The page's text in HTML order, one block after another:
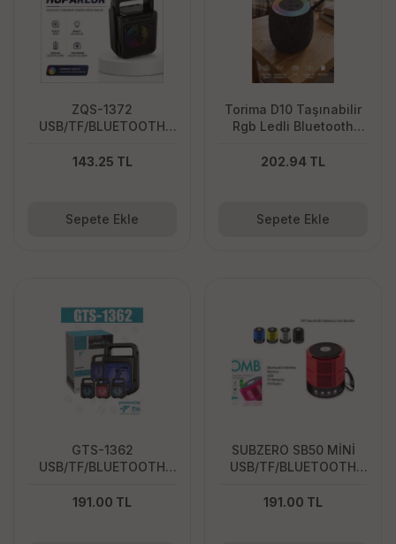
Fiyat Aralığı
20060
ZQS-1372
USB/TF/BLUETOOTH
143.25 TL
Sepete Ekle
Torima D10 Taşınabilir
Rgb Ledli Bluetooth
Açık Mavi
202.94 TL
Sepete Ekle
GTS-1362
USB/TF/BLUETOOTH
191.00 TL
SUBZERO SB50 MİNİ
USB/TF/BLUETOOTH
191.00 TL